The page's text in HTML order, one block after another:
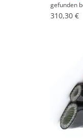
gefunden
310,30 €